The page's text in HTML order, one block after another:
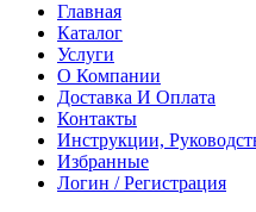
Главная
Каталог
Услуги
О Компании
Доставка И Оплата
Контакты
Инструкции,
Избранные
Логин / Регистрация